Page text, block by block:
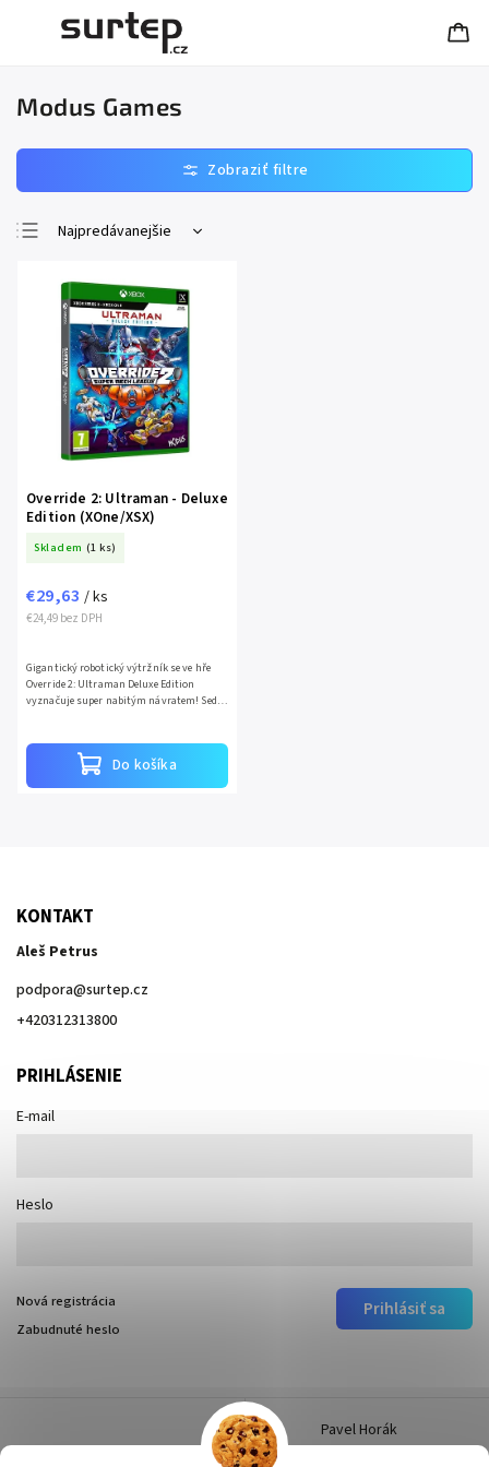
Modus Games
Najpredávanejšie
Najdrahšie
Abecedne
Override 2: Ultraman - Deluxe
Edition (XOne/XSX)
Skladem (1 ks)
€24,49 bez DPH
€29,63 / ks
Do košíka
Gigantický robotický výtržník se ve hře
Override 2: Ultraman Deluxe Edition
vyznačuje super nabitým návratem! Sedm
KONTAKT
Aleš Petrus
podpora@surtep.cz
+420312313800
PRIHLÁSENIE
E-mail
Heslo
Prihlásiť sa
Nová registrácia
Zabudnuté heslo
Pavel Horák